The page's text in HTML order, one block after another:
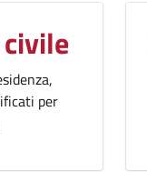
per